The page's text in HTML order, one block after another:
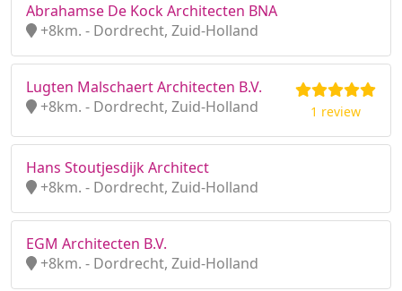
Abrahamse De Kock Architecten BNA
+8km. - Dordrecht, Zuid-Holland
Lugten Malschaert Architecten B.V.
+8km. - Dordrecht, Zuid-Holland
1 review
Hans Stoutjesdijk Architect
+8km. - Dordrecht, Zuid-Holland
EGM Architecten B.V.
+8km. - Dordrecht, Zuid-Holland